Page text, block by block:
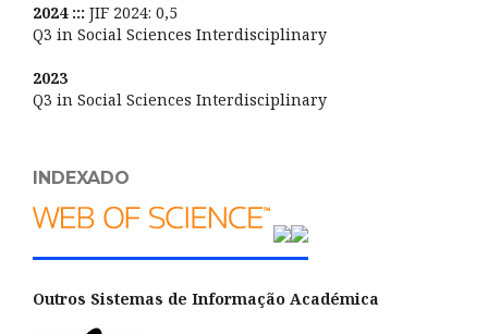
2024 ::: JIF 2024: 0,5
Q3 in Social Sciences Interdisciplinary
2023
Q3 in Social Sciences Interdisciplinary
INDEXADO
Outros Sistemas de Informação Académica